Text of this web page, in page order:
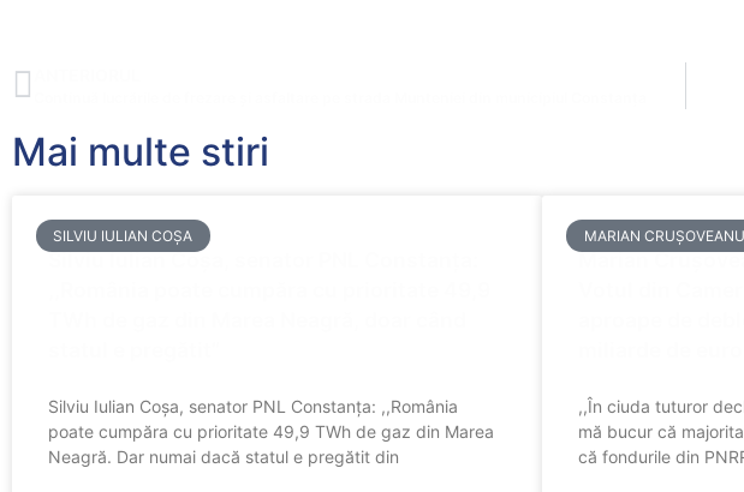
Mai multe stiri
SILVIU IULIAN COȘA
Silviu Iulian Coșa, senator PNL Constanța:
Silviu Iulian Coșa, senator PNL Constanța: ,,România
poate cumpăra cu prioritate 49,9 TWh de gaz din Marea
Neagră. Dar numai dacă statul e pregătit din
MARIAN CRUȘOVEANU
Marian
,,În ciuda tuturor
mă bucur că
că fondurile din